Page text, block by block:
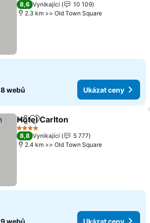
8,6 Vynikající
10 109
2.3 km >> Old Town Square
8 webů Ukázat ceny
SdíletPřidat na seznam oblíbených
Hotel Carlton
4 Počet hvězdiček
8,8 Vynikající
5 777
2.4 km >> Old Town Square
9 webů Ukázat ceny